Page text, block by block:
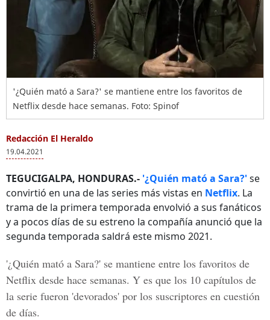
'¿Quién mató a Sara?' se mantiene entre los favoritos de
Netflix desde hace semanas. Foto: Spinof
Redacción El Heraldo
19.04.2021
TEGUCIGALPA, HONDURAS.- '¿Quién mató a Sara?'se
convirtió en una de las series más vistas en Netflix. La
trama de la primera temporada envolvió a sus fanáticos
y a pocos días de su estreno la compañía anunció que la
segunda temporada saldrá este mismo 2021.
'¿Quién mató a Sara?' se mantiene entre los favoritos de
Netflix desde hace semanas. Y es que los 10 capítulos de
la serie fueron 'devorados' por los suscriptores en cuestión
de días.